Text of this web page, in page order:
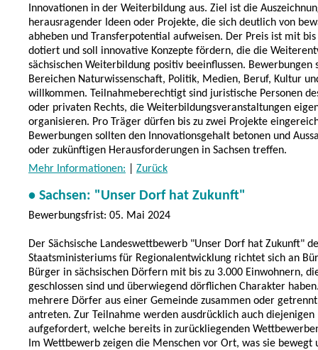
Innovationen in der Weiterbildung aus. Ziel ist die
herausragender Ideen oder Projekte, die sich deutlich von
abheben und Transferpotential aufweisen. Der Preis ist mit bis
dotiert und soll innovative Konzepte fördern, die die
sächsischen Weiterbildung positiv beeinflussen. Bewerbungen
Bereichen Naturwissenschaft, Politik, Medien, Beruf, Kultur
willkommen. Teilnahmeberechtigt sind juristische Personen
oder privaten Rechts, die Weiterbildungsveranstaltungen
organisieren. Pro Träger dürfen bis zu zwei Projekte
Bewerbungen sollten den Innovationsgehalt betonen und
oder zukünftigen Herausforderungen in Sachsen treffen.
Mehr Informationen:
Zurück
• Sachsen: "Unser Dorf hat Zukunft"
Bewerbungsfrist: 05. Mai 2024
Der Sächsische Landeswettbewerb "Unser Dorf hat Zukunft"
Staatsministeriums für Regionalentwicklung richtet sich an
Bürger in sächsischen Dörfern mit bis zu 3.000 Einwohnern,
geschlossen sind und überwiegend dörflichen Charakter
mehrere Dörfer aus einer Gemeinde zusammen oder
antreten. Zur Teilnahme werden ausdrücklich auch
aufgefordert, welche bereits in zurückliegenden
Im Wettbewerb zeigen die Menschen vor Ort, was sie bewegt